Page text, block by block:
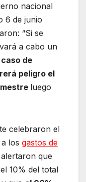
nacional
6 de junio
“Si se
a cabo un
de
peligro el
luego
celebraron el
los gastos de
que
10% del total